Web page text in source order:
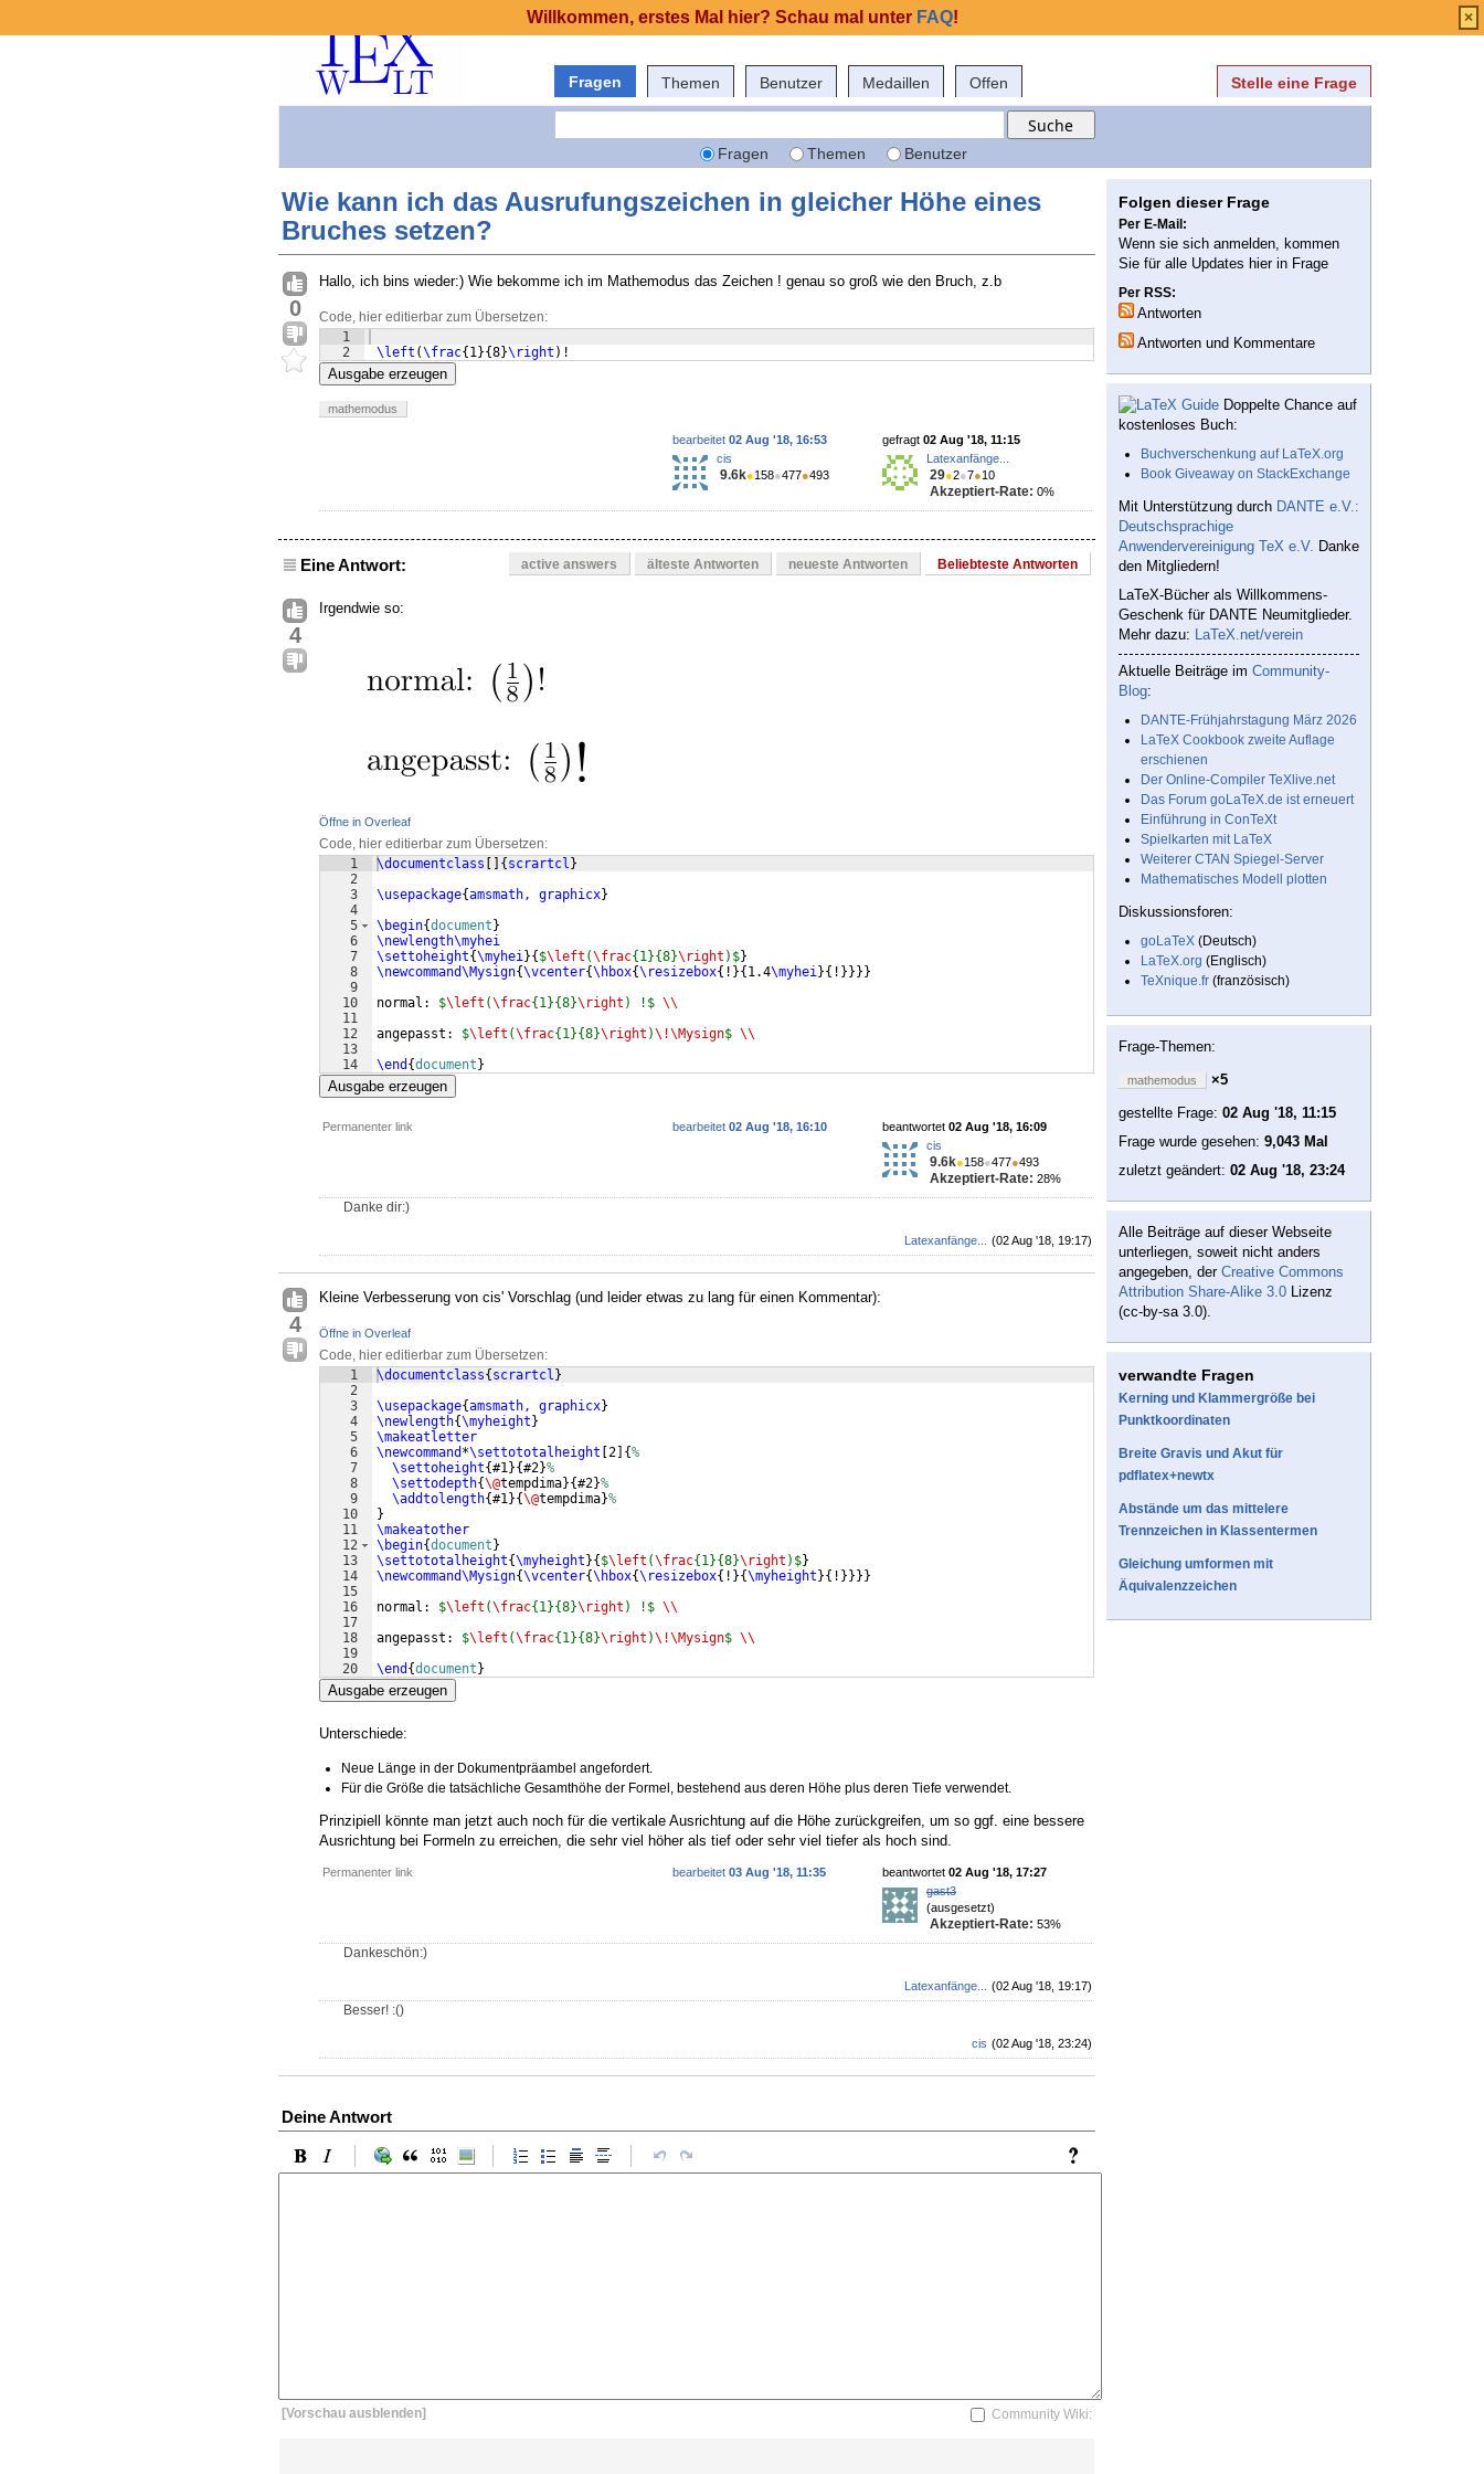
Fragen Themen Benutzer Medaillen Offen Stelle eine Frage
Fragen Themen Benutzer
Wie kann ich das Ausrufungszeichen in gleicher Höhe eines
Bruches setzen?
0
Hallo, ich bins wieder:) Wie bekomme ich im Mathemodus das Zeichen ! genau so groß wie den Bruch, z.b
Code, hier editierbar zum Übersetzen:
1
2
\left (\frac{ 1}{8}\right ) !
Ausgabe erzeugen
mathemodus
gefragt 02 Aug '18, 11:15
Latexanfänge...
29●2●7●10
Akzeptiert-Rate: 0%
bearbeitet 02 Aug '18, 16:53
cis
9.6k●158●477●493
Eine Antwort: active answers älteste Antworten neueste Antworten Beliebteste Antworten
4
Irgendwie so:
Öffne in Overleaf
Code, hier editierbar zum Übersetzen:
1
2
3
4
5
6
7
8
9
10
11
12
13
14
\documentclass { scrartcl }
\usepackage{amsmath, graphicx}
\begin{document }
\newlength\myhei
\settoheight{\myhei}{ $\left (\frac{1}{8}\right )$}
\newcommand\Mysign{\vcenter{\hbox{\resizebox{ ! }{ 1.4\myhei}{ ! }}}}
normal: $\left (\frac{1}{8}\right ) !$ \\
angepasst: $\left (\frac{1}{8}\right )\!\Mysign$ \\
\end {document }
Ausgabe erzeugen
Permanenter link beantwortet 02 Aug '18, 16:09
cis
9.6k●158●477●493
Akzeptiert-Rate: 28%
bearbeitet 02 Aug '18, 16:10
Danke dir:)
(02 Aug '18, 19:17)
Latexanfänge...
4
Kleine Verbesserung von cis' Vorschlag (und leider etwas zu lang für einen Kommentar):
Öffne in Overleaf
Code, hier editierbar zum Übersetzen:
1
2
3
4
5
6
7
8
9
10
11
12
13
14
15
16
17
18
19
20
\documentclass{ scrartcl }
\usepackage{amsmath, graphicx}
\newlength{\myheight }
\makeatletter
\newcommand *\settototalheight 2 {%
\settoheight{#1}{#2}%
\settodepth{\@tempdima}{#2}%
\addtolength{#1}{\@tempdima}%
}
\makeatother
\begin{document }
\settototalheight{\myheight }{ $\left (\frac{1}{8}\right )$}
\newcommand\Mysign{\vcenter{\hbox{\resizebox{ ! }{\myheight }{ ! }}}}
normal: $\left (\frac{1}{8}\right ) !$ \\
angepasst: $\left (\frac{1}{8}\right )\!\Mysign$ \\
\end {document }
Ausgabe erzeugen
Unterschiede:
Neue Länge in der Dokumentpräambel angefordert.
Für die Größe die tatsächliche Gesamthöhe der Formel, bestehend aus deren Höhe plus deren Tiefe verwendet.
Prinzipiell könnte man jetzt auch noch für die vertikale Ausrichtung auf die Höhe zurückgreifen, um so ggf. eine bessere
Ausrichtung bei Formeln zu erreichen, die sehr viel höher als tief oder sehr viel tiefer als hoch sind.
Permanenter link beantwortet 02 Aug '18, 17:27
gast3
(ausgesetzt)
Akzeptiert-Rate: 53%
bearbeitet 03 Aug '18, 11:35
Dankeschön:)
(02 Aug '18, 19:17)
Latexanfänge...
Besser! :()
(02 Aug '18, 23:24)
cis
Deine Antwort
[Vorschau ausblenden] Community Wiki:
Folgen dieser Frage
Per E-Mail:
Wenn sie sich anmelden, kommen
Sie für alle Updates hier in Frage
Per RSS:
Antworten
Antworten und Kommentare
Doppelte Chance auf
kostenloses Buch:
Buchverschenkung auf LaTeX.org
Book Giveaway on StackExchange
Mit Unterstützung durch DANTE e.V.:
Deutschsprachige
Anwendervereinigung TeX e.V. Danke
den Mitgliedern!
LaTeX-Bücher als Willkommens-
Geschenk für DANTE Neumitglieder.
Mehr dazu: LaTeX.net/verein
Aktuelle Beiträge im Community-
Blog:
DANTE-Frühjahrstagung März 2026
LaTeX Cookbook zweite Auflage
erschienen
Der Online-Compiler TeXlive.net
Das Forum goLaTeX.de ist erneuert
Einführung in ConTeXt
Spielkarten mit LaTeX
Weiterer CTAN Spiegel-Server
Mathematisches Modell plotten
Diskussionsforen:
goLaTeX (Deutsch)
LaTeX.org (Englisch)
TeXnique.fr (französisch)
Frage-Themen:
mathemodus
×5
gestellte Frage: 02 Aug '18, 11:15
Frage wurde gesehen: 9,043 Mal
zuletzt geändert: 02 Aug '18, 23:24
Alle Beiträge auf dieser Webseite
unterliegen, soweit nicht anders
angegeben, der Creative Commons
Attribution Share-Alike 3.0 Lizenz
(cc-by-sa 3.0).
verwandte Fragen
Kerning und Klammergröße bei
Punktkoordinaten
Breite Gravis und Akut für
pdflatex+newtx
Abstände um das mittelere
Trennzeichen in Klassentermen
Gleichung umformen mit
Äquivalenzzeichen
Willkommen, erstes Mal hier? Schau mal unter FAQ! ×